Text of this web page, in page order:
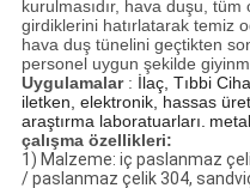
kurulmasıdır, hava duşu,
girdiklerini hatırlatarak temiz
hava duş tünelini geçtikten
personel uygun şekilde
Uygulamalar: İlaç, Tıbbi
iletken, elektronik, hassas
araştırma laboratuarları.
çalışma özellikleri:
1) Malzeme: iç paslanmaz
/ paslanmaz çelik 304,